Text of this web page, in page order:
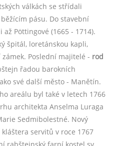
válkách se střídali
pásu. Do stavební
Pöttingové (1665 - 1714).
špitál, loretánskou kapli,
Poslední majitelé - rod
řadou barokních
své další město - Manětín.
areálu byl také v letech 1766
architekta Anselma Luraga
Sedmibolestné. Nový
servitů v roce 1767